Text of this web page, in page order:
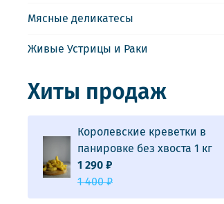
Мясные деликатесы
Живые Устрицы и Раки
Хиты продаж
Королевские креветки в
панировке без хвоста 1 кг
1 290 ₽
1 400 ₽